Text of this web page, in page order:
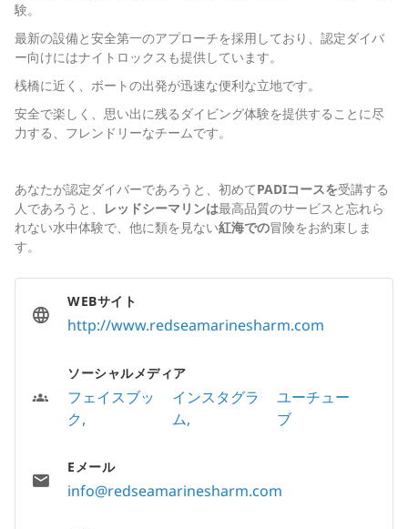
験。
最新の設備と安全第一のアプローチを採用しており、認定ダイバ
ー向けにはナイトロックスも提供しています。
桟橋に近く、ボートの出発が迅速な便利な立地です。
安全で楽しく、思い出に残るダイビング体験を提供することに尽
力する、フレンドリーなチームです。
あなたが認定ダイバーであろうと、初めてPADIコースを受講する
人であろうと、
レッドシーマリンは最高品質のサービスと忘れら
れない水中体験で、他に類を見ない紅海での冒険をお約束しま
す。
WEBサイト
http://www.redseamarinesharm.com
ソーシャルメディア
フェイスブッ
ク
インスタグラ
ム
ユーチュー
ブ
Eメール
info@redseamarinesharm.com